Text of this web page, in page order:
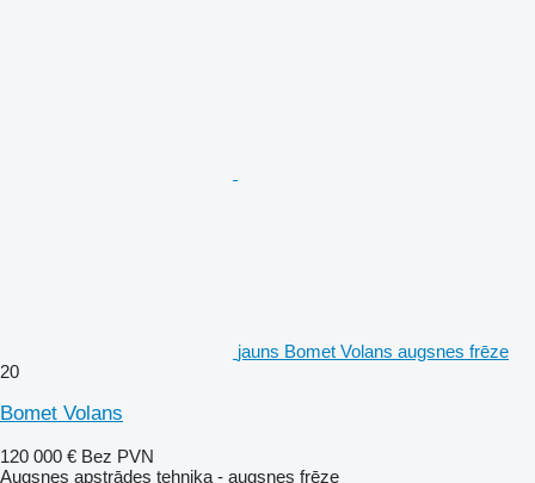
jauns Bomet Volans augsnes frēze
20
Bomet Volans
120 000 € Bez PVN
Augsnes apstrādes tehnika - augsnes frēze